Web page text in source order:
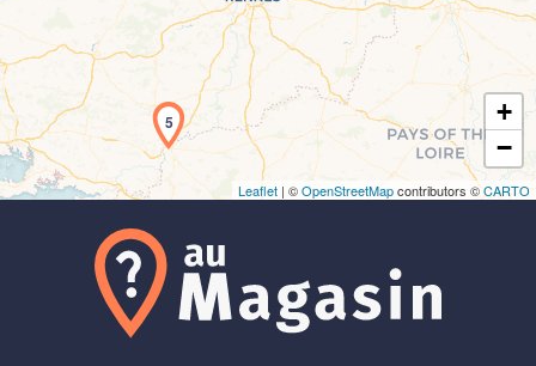
5
+
−
Leaflet | ©OpenStreetMapcontributors ©CARTO